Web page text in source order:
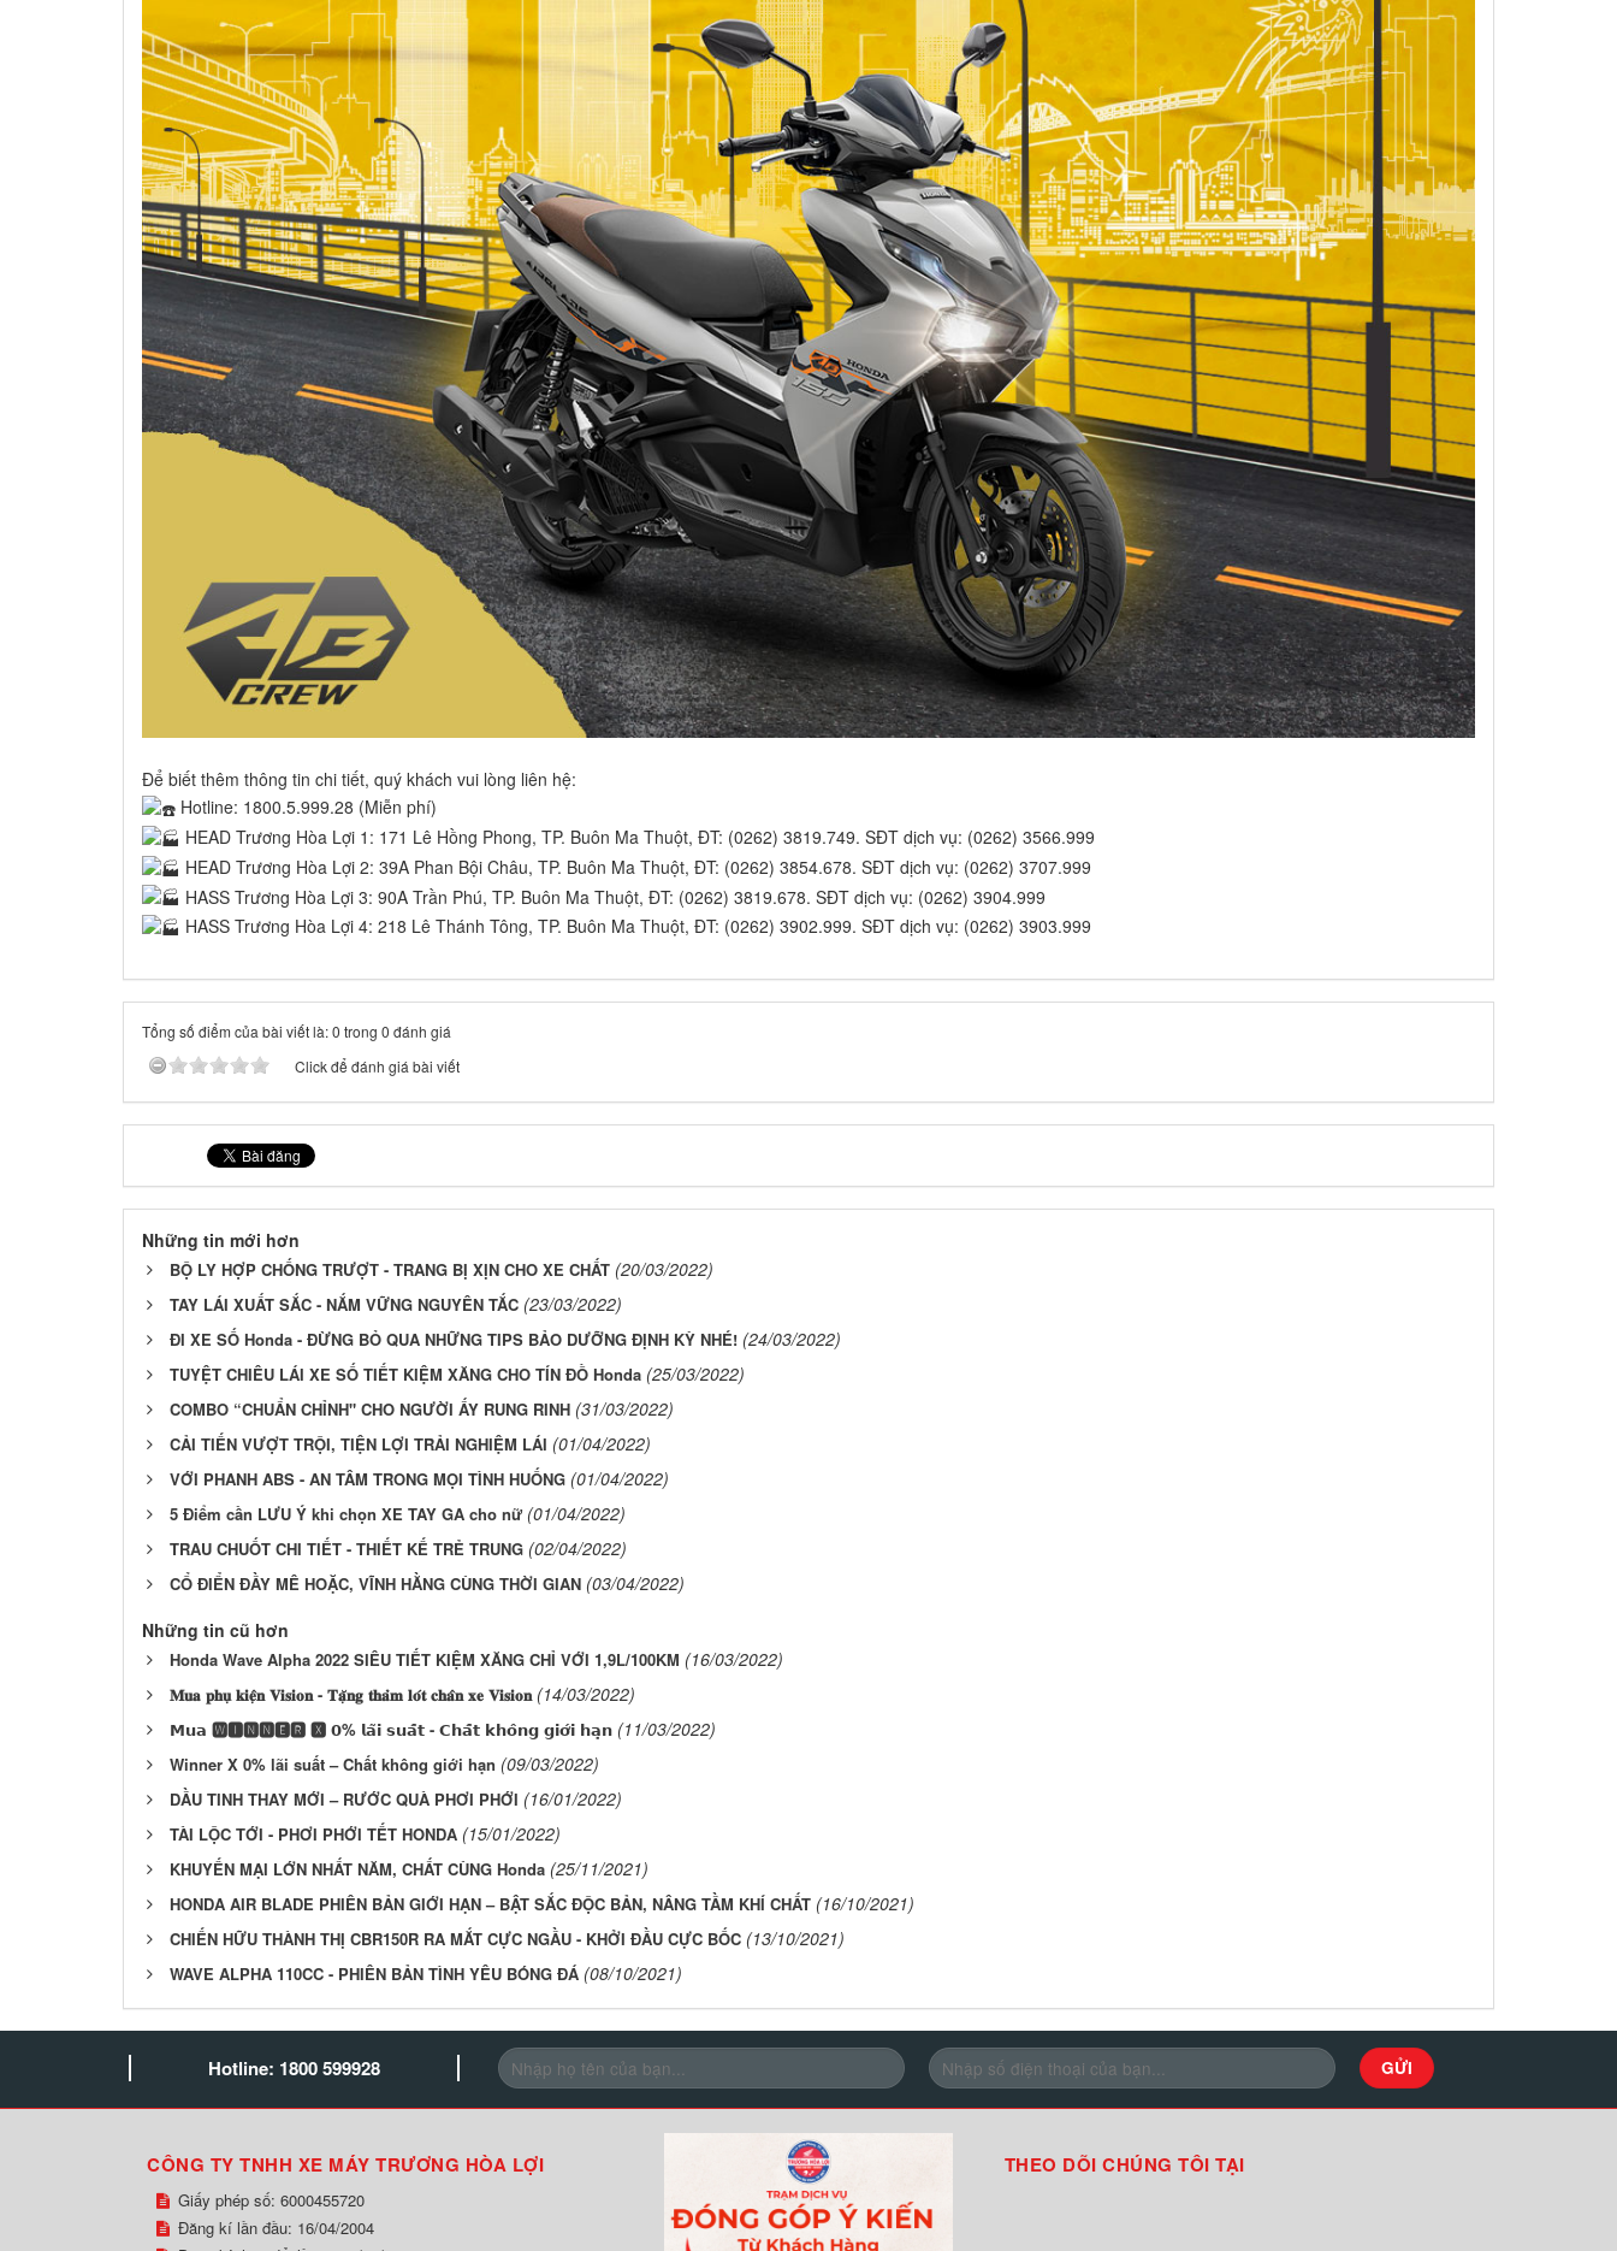
Để biết thêm thông tin chi tiết, quý khách vui lòng liên hệ:
Hotline: 1800.5.999.28 (Miễn phí)
HEAD Trương Hòa Lợi 1: 171 Lê Hồng Phong, TP. Buôn Ma Thuột, ĐT: (0262) 3819.749. SĐT dịch vụ: (0262) 3566.999
HEAD Trương Hòa Lợi 2: 39A Phan Bội Châu, TP. Buôn Ma Thuột, ĐT: (0262) 3854.678. SĐT dịch vụ: (0262) 3707.999
HASS Trương Hòa Lợi 3: 90A Trần Phú, TP. Buôn Ma Thuột, ĐT: (0262) 3819.678. SĐT dịch vụ: (0262) 3904.999
HASS Trương Hòa Lợi 4: 218 Lê Thánh Tông, TP. Buôn Ma Thuột, ĐT: (0262) 3902.999. SĐT dịch vụ: (0262) 3903.999
Tổng số điểm của bài viết là: 0 trong 0 đánh giá
Click để đánh giá bài viết
Những tin mới hơn
BỘ LY HỢP CHỐNG TRƯỢT - TRANG BỊ XỊN CHO XE CHẤT (20/03/2022)
TAY LÁI XUẤT SẮC - NẮM VỮNG NGUYÊN TẮC (23/03/2022)
ĐI XE SỐ Honda - ĐỪNG BỎ QUA NHỮNG TIPS BẢO DƯỠNG ĐỊNH KỲ NHÉ! (24/03/2022)
TUYỆT CHIÊU LÁI XE SỐ TIẾT KIỆM XĂNG CHO TÍN ĐỒ Honda (25/03/2022)
COMBO “CHUẨN CHỈNH" CHO NGƯỜI ẤY RUNG RINH (31/03/2022)
CẢI TIẾN VƯỢT TRỘI, TIỆN LỢI TRẢI NGHIỆM LÁI (01/04/2022)
VỚI PHANH ABS - AN TÂM TRONG MỌI TÌNH HUỐNG (01/04/2022)
5 Điểm cần LƯU Ý khi chọn XE TAY GA cho nữ (01/04/2022)
TRAU CHUỐT CHI TIẾT - THIẾT KẾ TRẺ TRUNG (02/04/2022)
CỔ ĐIỂN ĐẦY MÊ HOẶC, VĨNH HẰNG CÙNG THỜI GIAN (03/04/2022)
Những tin cũ hơn
Honda Wave Alpha 2022 SIÊU TIẾT KIỆM XĂNG CHỈ VỚI 1,9L/100KM (16/03/2022)
𝐌𝐮𝐚 𝐩𝐡𝐮̣ 𝐤𝐢𝐞̣̂𝐧 𝐕𝐢𝐬𝐢𝐨𝐧 - 𝐓𝐚̣̆𝐧𝐠 𝐭𝐡𝐚̉𝐦 𝐥𝐨́𝐭 𝐜𝐡𝐚̂𝐧 𝐱𝐞 𝐕𝐢𝐬𝐢𝐨𝐧 (14/03/2022)
𝗠𝘂𝗮 🆆🅸🅽🅽🅴🆁 🆇 𝟬% 𝗹𝗮̃𝗶 𝘀𝘂𝗮̂́𝘁 - 𝗖𝗵𝗮̂́𝘁 𝗸𝗵𝗼̂𝗻𝗴 𝗴𝗶𝗼̛́𝗶 𝗵𝗮̣𝗻 (11/03/2022)
Winner X 0% lãi suất – Chất không giới hạn (09/03/2022)
DẦU TINH THAY MỚI – RƯỚC QUÀ PHƠI PHỚI (16/01/2022)
TÀI LỘC TỚI - PHƠI PHỚI TẾT HONDA (15/01/2022)
KHUYẾN MẠI LỚN NHẤT NĂM, CHẤT CÙNG Honda (25/11/2021)
HONDA AIR BLADE PHIÊN BẢN GIỚI HẠN – BẬT SẮC ĐỘC BẢN, NÂNG TẦM KHÍ CHẤT (16/10/2021)
CHIẾN HỮU THÀNH THỊ CBR150R RA MẮT CỰC NGẦU - KHỞI ĐẦU CỰC BỐC (13/10/2021)
WAVE ALPHA 110CC - PHIÊN BẢN TÌNH YÊU BÓNG ĐÁ (08/10/2021)
Hotline: 1800 599928
CÔNG TY TNHH XE MÁY TRƯƠNG HÒA LỢI
Giấy phép số: 6000455720
Đăng kí lần đầu: 16/04/2004
THEO DÕI CHÚNG TÔI TẠI